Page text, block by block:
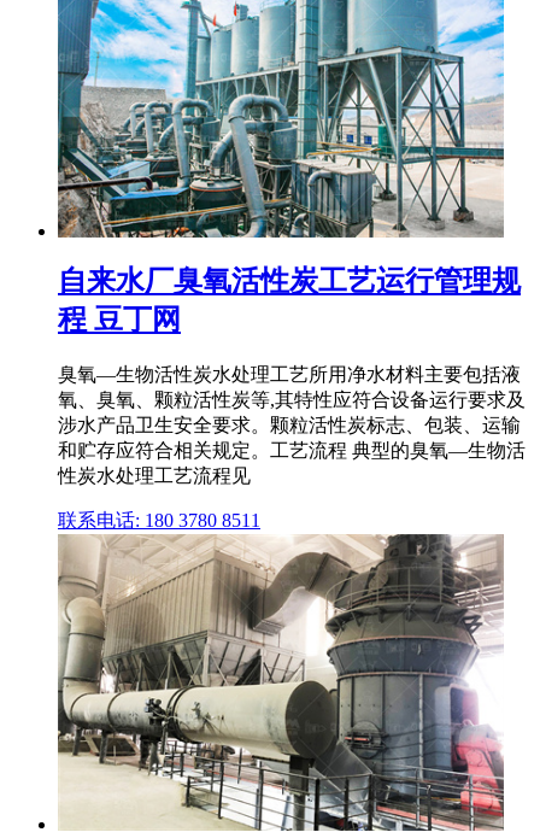
自来水厂臭氧活性炭工艺运行管理规
程 豆丁网
臭氧—生物活性炭水处理工艺所用净水材料主要包括液
氧、臭氧、颗粒活性炭等,其特性应符合设备运行要求及
涉水产品卫生安全要求。颗粒活性炭标志、包装、运输
和贮存应符合相关规定。工艺流程 典型的臭氧—生物活
性炭水处理工艺流程见
联系电话: 180 3780 8511